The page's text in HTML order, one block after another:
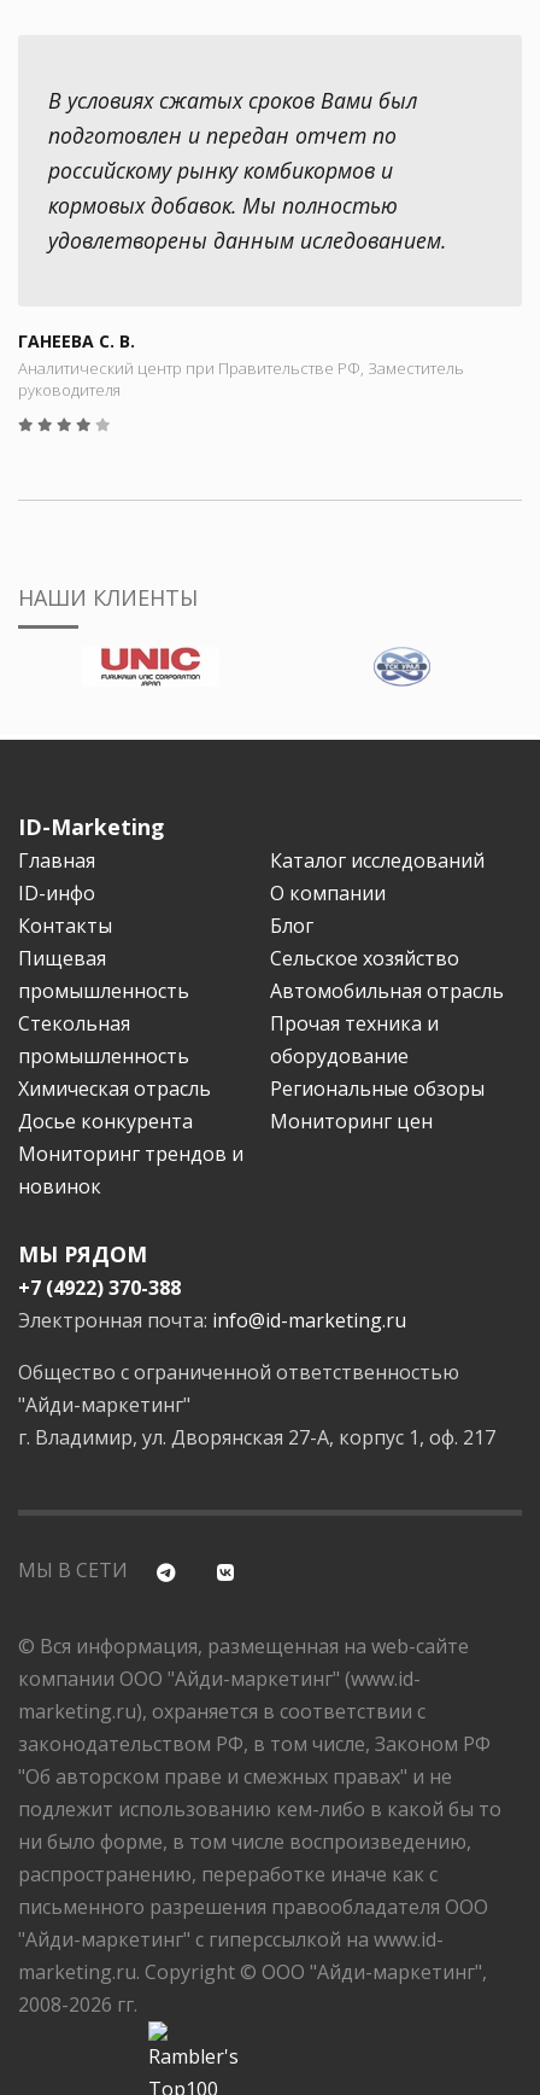
В условиях сжатых сроков Вами был
подготовлен и передан отчет по
российскому рынку комбикормов и
кормовых добавок. Мы полностью
удовлетворены данным иследованием.
ГАНЕЕВА С. В.
Аналитический центр при Правительстве РФ, Заместитель
руководителя
НАШИ КЛИЕНТЫ
ID-Marketing
Главная
Каталог исследований
ID-инфо
О компании
Контакты
Блог
Пищевая
промышленность
Сельское хозяйство
Автомобильная отрасль
Стекольная
промышленность
Прочая техника и
оборудование
Химическая отрасль
Региональные обзоры
Досье конкурента
Мониторинг цен
Мониторинг трендов и
новинок
МЫ РЯДОМ
+7 (4922) 370-388
Электронная почта: info@id-marketing.ru
Общество с ограниченной ответственностью
"Айди-маркетинг"
г. Владимир, ул. Дворянская 27-А, корпус 1, оф. 217
МЫ В СЕТИ
© Вся информация, размещенная на web-сайте
компании ООО "Айди-маркетинг" (www.id-
marketing.ru), охраняется в соответствии с
законодательством РФ, в том числе, Законом РФ
"Об авторском праве и смежных правах" и не
подлежит использованию кем-либо в какой бы то
ни было форме, в том числе воспроизведению,
распространению, переработке иначе как с
письменного разрешения правообладателя ООО
"Айди-маркетинг" с гиперссылкой на www.id-
marketing.ru. Copyright © ООО "Айди-маркетинг",
2008-2026 гг.